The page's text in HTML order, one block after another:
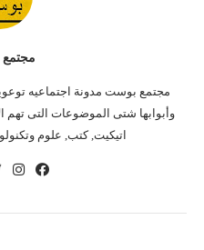
مجتمع بوست مدونة اجتماعيه
وأبوابها شتى الموضوعات التى تهم
اتيكيت, كتب, علوم